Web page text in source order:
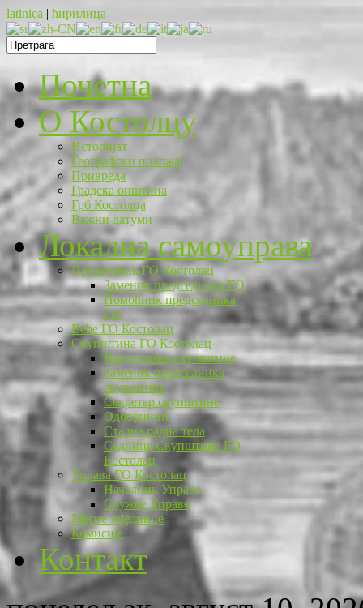
latinica | ћирилица
Почетна
O Костолцу
Историјат
Географски положај
Привреда
Градска општина
Грб Костолца
Важни датуми
Локална самоуправа
Председник ГО Костолац
Заменик председника ГО
Помоћник председника
ГО
Веће ГО Костолац
Скупштина ГО Костолац
Председник скупштине
Заменик председника
скупштине
Секретар скупштине
Одборници
Стална радна тела
Седнице Скупштине ГО
Костолац
Управа ГО Костолац
Начелник Управе
Службе Управе
Месне заједнице
Комисије
Контакт